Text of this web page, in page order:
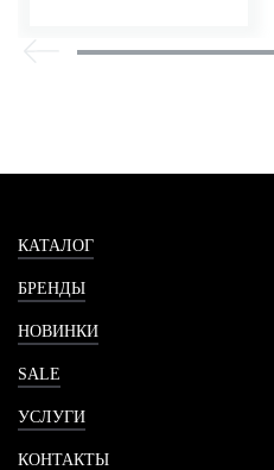
КАТАЛОГ
БРЕНДЫ
НОВИНКИ
SALE
УСЛУГИ
КОНТАКТЫ